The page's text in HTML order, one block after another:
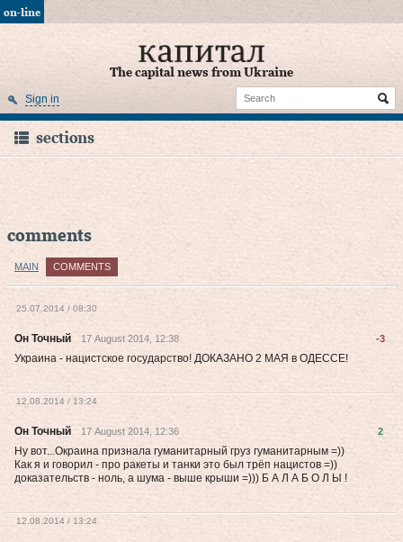
on-line
The capital news from Ukraine
Sign in
sections
comments
MAIN COMMENTS
25.07.2014 / 08:30
Он Точный 17 August 2014, 12:38
Украина - нацистское государство! ДОКАЗАНО 2 МАЯ в ОДЕССЕ!
-3
12.08.2014 / 13:24
Он Точный 17 August 2014, 12:36
Ну вот...Окраина признала гуманитарный груз гуманитарным =))
Как я и говорил - про ракеты и танки это был трёп нацистов =))
доказательств - ноль, а шума - выше крыши =))) Б А Л А Б О Л Ы !
2
12.08.2014 / 13:24